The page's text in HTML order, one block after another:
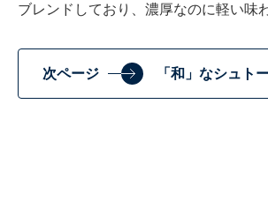
ブレンドしており、濃厚なのに軽い味
次ページ 「和」なシュト